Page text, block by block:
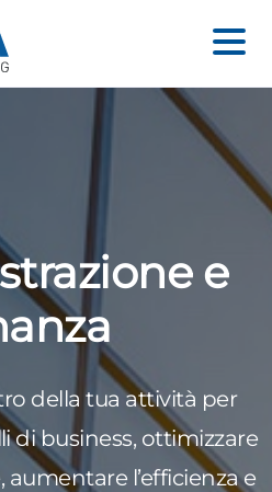
e
della tua attività per
di business, ottimizzare
l’efficienza e